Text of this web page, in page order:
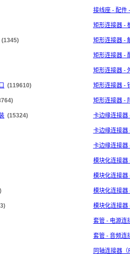
接线座 - 配件
矩形连接器 -
(1345) 矩形连接器 -
矩形连接器 -
矩形连接器 -
(119610) 矩形连接器 -
矩形连接器 -
(15324) 卡边缘连接器
卡边缘连接器
卡边缘连接器
模块化连接器
模块化连接器
模块化连接器
模块化连接器
套管 - 电源连
套管 - 音频连
同轴连接器（